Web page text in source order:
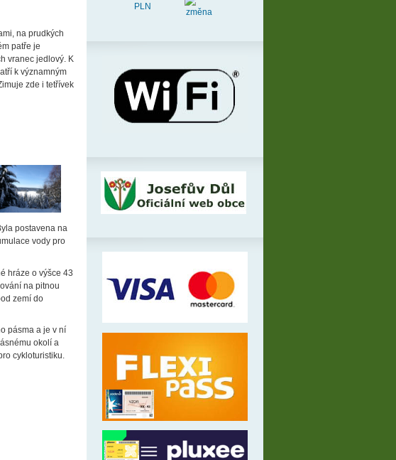
na prudkých
patře je
vranec jedlový. K
k významným
zde i tetřívek
postavena na
vody pro
hráze o výšce 43
na pitnou
zemí do
pásma a je v ní
okolí a
cykloturistiku.
PLN